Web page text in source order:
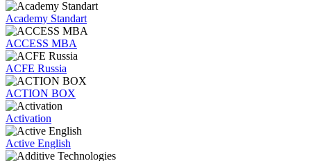
Academy Standart
ACCESS MBA
ACFE Russia
ACTION BOX
Activation
Active English